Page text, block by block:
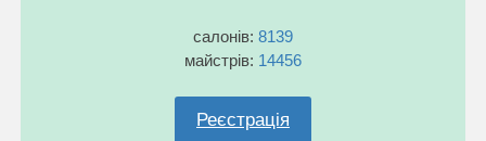
салонів: 8139
майстрів: 14456
Реєстрація